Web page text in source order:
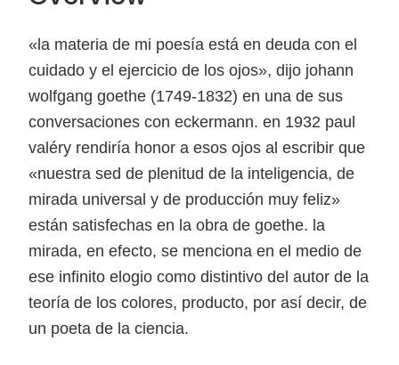
«la materia de mi poesía está en deuda con el
cuidado y el ejercicio de los ojos», dijo johann
wolfgang goethe (1749-1832) en una de sus
conversaciones con eckermann. en 1932 paul
valéry rendiría honor a esos ojos al escribir que
«nuestra sed de plenitud de la inteligencia, de
mirada universal y de producción muy feliz»
están satisfechas en la obra de goethe. la
mirada, en efecto, se menciona en el medio de
ese infinito elogio como distintivo del autor de la
teoría de los colores, producto, por así decir, de
un poeta de la ciencia.